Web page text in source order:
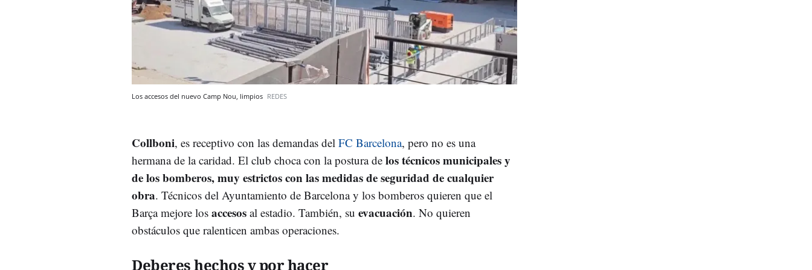
Los accesos del nuevo Camp Nou, limpios REDES
Collboni, es receptivo con las demandas del FC Barcelona, pero no es una
hermana de la caridad. El club choca con la postura de los técnicos municipales y
de los bomberos, muy estrictos con las medidas de seguridad de cualquier
obra. Técnicos del Ayuntamiento de Barcelona y los bomberos quieren que el
Barça mejore los accesos al estadio. También, su evacuación. No quieren
obstáculos que ralenticen ambas operaciones.
Deberes hechos y por hacer